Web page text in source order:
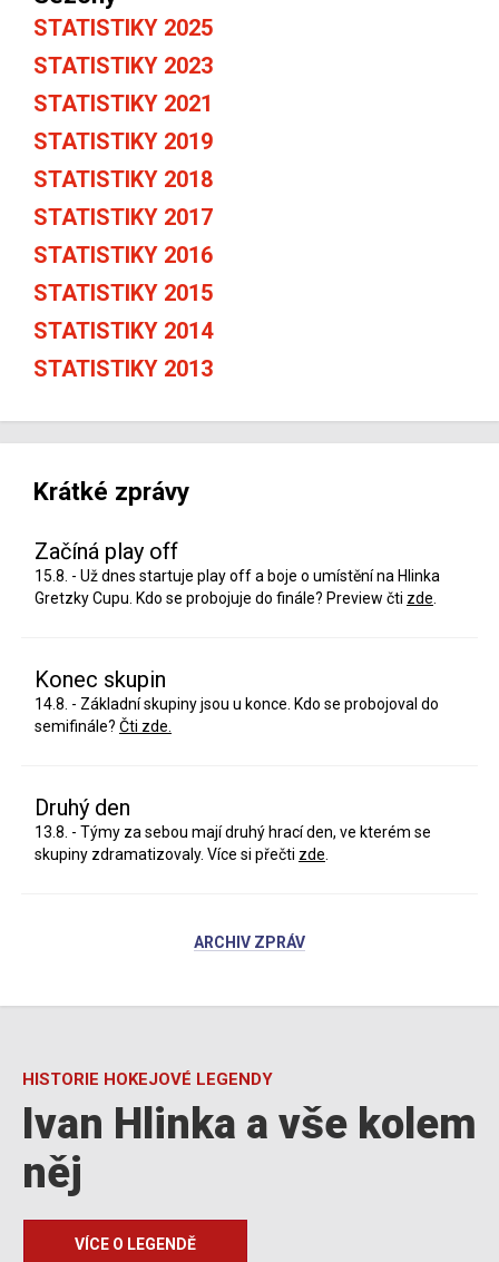
STATISTIKY 2025
STATISTIKY 2023
STATISTIKY 2021
STATISTIKY 2019
STATISTIKY 2018
STATISTIKY 2017
STATISTIKY 2016
STATISTIKY 2015
STATISTIKY 2014
STATISTIKY 2013
Krátké zprávy
Začíná play off
15.8. - Už dnes startuje play off a boje o umístění na Hlinka
Gretzky Cupu. Kdo se probojuje do finále? Preview čti zde
Konec skupin
14.8. - Základní skupiny jsou u konce. Kdo se probojoval do
semifinále? Čti zde.
Druhý den
13.8. - Týmy za sebou mají druhý hrací den, ve kterém se
skupiny zdramatizovaly. Více si přečti zde
ARCHIV ZPRÁV
HISTORIE HOKEJOVÉ LEGENDY
Ivan Hlinka a vše kolem
něj
VÍCE O LEGENDĚ